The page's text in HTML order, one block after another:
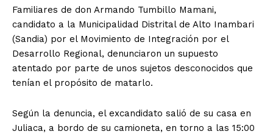
Familiares de don Armando Tumbillo Mamani,
candidato a la Municipalidad Distrital de Alto Inambari
(Sandia) por el Movimiento de Integración por el
Desarrollo Regional, denunciaron un supuesto
atentado por parte de unos sujetos desconocidos que
tenían el propósito de matarlo.
Según la denuncia, el excandidato salió de su casa en
Juliaca, a bordo de su camioneta, en torno a las 15:00